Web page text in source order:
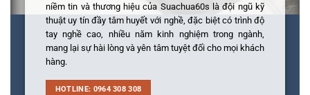
niềm tin và thương hiệu của Suachua60s là đội ngũ kỹ
thuật uy tín đầy tâm huyết với nghề, đặc biệt có trình độ
tay nghề cao, nhiều năm kinh nghiệm trong ngành,
mang lại sự hài lòng và yên tâm tuyệt đối cho mọi khách
hàng.
HOTLINE: 0964 308 308